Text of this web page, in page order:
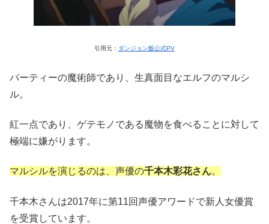
引用元： ダンジョン飯公式PV
パーティーの魔術師であり、生真面目なエルフのマルシ
ル。
紅一点であり、ゲテモノである魔物を食べることに対して
極端に嫌がります。
マルシルを演じるのは、声優の千本木彩花さん。
千本木さんは2017年に第11回声優アワードで新人女優賞
を受賞しています。